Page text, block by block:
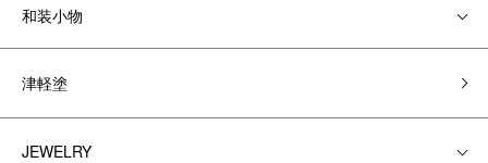
和装小物
津軽塗
JEWELRY